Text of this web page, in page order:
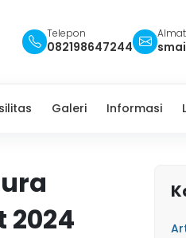
Telepon
082198647244
Galeri Informasi
2024